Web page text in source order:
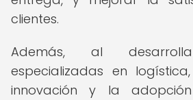
clientes.
Además, al
especializadas en
innovación y la